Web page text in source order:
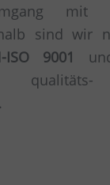
mit
sind wir
ISO 9001